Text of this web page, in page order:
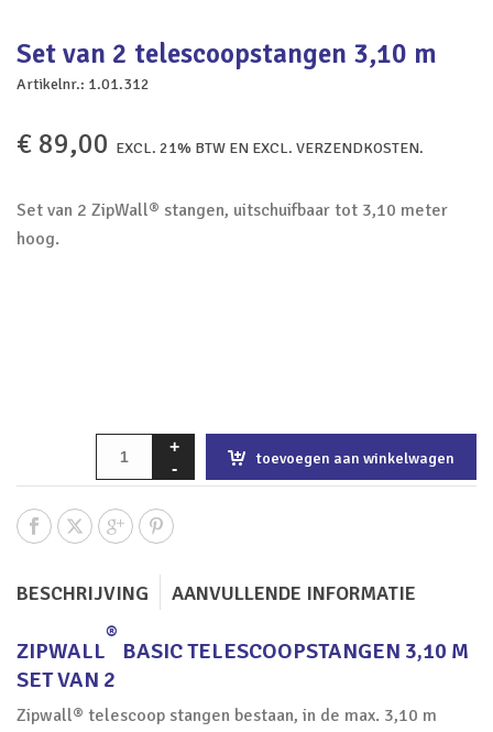
Set van 2 telescoopstangen 3,10 m
Artikelnr.: 1.01.312
€ 89,00 EXCL. 21% BTW EN EXCL. VERZENDKOSTEN.
Set van 2 ZipWall® stangen, uitschuifbaar tot 3,10 meter
hoog.
toevoegen aan winkelwagen
BESCHRIJVING AANVULLENDE INFORMATIE
ZIPWALL
®
BASIC TELESCOOPSTANGEN 3,10 M
SET VAN 2
Zipwall® telescoop stangen bestaan, in de max. 3,10 m